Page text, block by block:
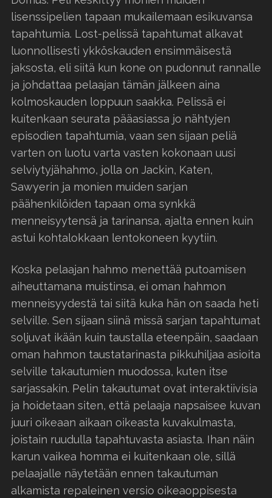
lisenssipelien tapaan mukailemaan esikuvansa
tapahtumia. Lost-pelissä tapahtumat alkavat
luonnollisesti ykköskauden ensimmäisestä
jaksosta, eli siitä kun kone on pudonnut rannalle
ja johdattaa pelaajan tämän jälkeen aina
kolmoskauden loppuun saakka. Pelissä ei
kuitenkaan seurata pääasiassa jo nähtyjen
episodien tapahtumia, vaan sen sijaan peliä
varten on luotu varta vasten kokonaan uusi
selviytyjähahmo, jolla on Jackin, Katen,
Sawyerin ja monien muiden sarjan
päähenkilöiden tapaan oma synkkä
menneisyytensä ja tarinansa, ajalta ennen kuin
astui kohtalokkaan lentokoneen kyytiin.
Koska pelaajan hahmo menettää putoamisen
aiheuttamana muistinsa, ei oman hahmon
menneisyydestä tai siitä kuka hän on saada heti
selville. Sen sijaan siinä missä sarjan tapahtumat
soljuvat ikään kuin taustalla eteenpäin, saadaan
oman hahmon taustatarinasta pikkuhiljaa asioita
selville takautumien muodossa, kuten itse
sarjassakin. Pelin takautumat ovat interaktiivisia
ja hoidetaan siten, että pelaaja napsaisee kuvan
juuri oikeaan aikaan oikeasta kuvakulmasta,
joistain ruudulla tapahtuvasta asiasta. Ihan näin
karun vaikea homma ei kuitenkaan ole, sillä
pelaajalle näytetään ennen takautuman
alkamista repaleinen versio oikeaoppisesta